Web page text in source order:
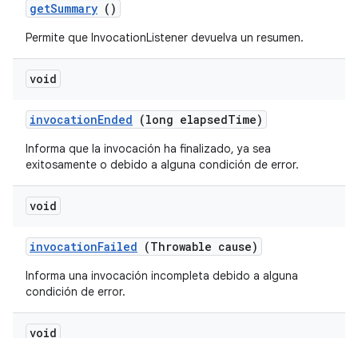
getSummary ()
Permite que InvocationListener devuelva un resumen.
void
invocationEnded (long elapsedTime)
Informa que la invocación ha finalizado, ya sea
exitosamente o debido a alguna condición de error.
void
invocationFailed (Throwable cause)
Informa una invocación incompleta debido a alguna
condición de error.
void